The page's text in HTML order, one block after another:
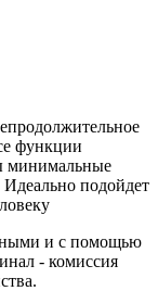
функции
минимальные
Идеально подойдет
и с помощью
- комиссия